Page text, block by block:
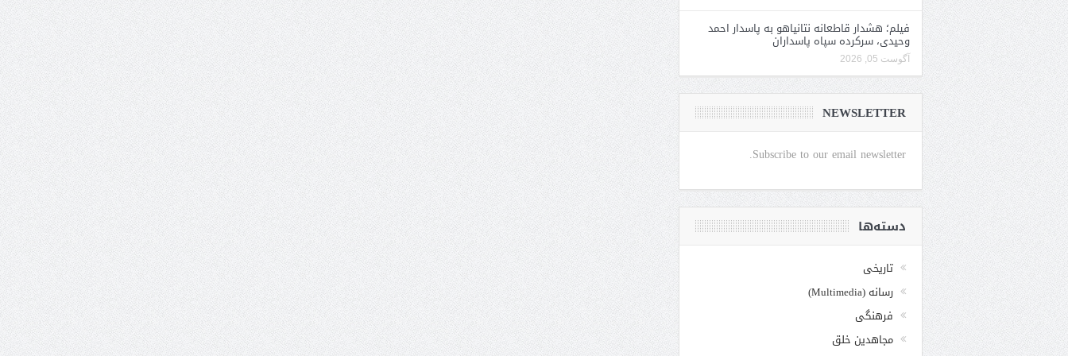
فیلم؛ هشدار قاطعانه نتانیاهو به پاسدار احمد
وحیدی، سرکرده سپاه پاسداران
آگوست 05, 2026
NEWSLETTER
Subscribe to our email newsletter.
دسته‌ها
تاریخی
رسانه (Multimedia)
فرهنگی
مجاهدین خلق